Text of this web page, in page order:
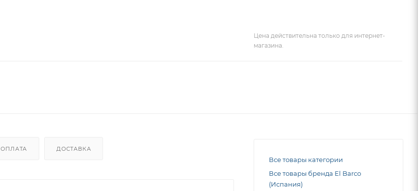
Цена действительна только для интернет-
магазина.
ОПЛАТА ДОСТАВКА
Все товары категории
Все товары бренда El Barco
(Испания)